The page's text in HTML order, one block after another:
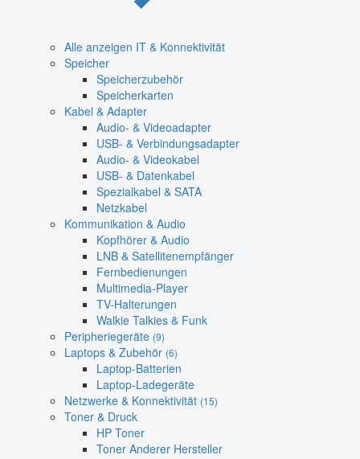
Alle anzeigen IT & Konnektivität
Speicher
Speicherzubehör
Speicherkarten
Kabel & Adapter
Audio- & Videoadapter
USB- & Verbindungsadapter
Audio- & Videokabel
USB- & Datenkabel
Spezialkabel & SATA
Netzkabel
Kommunikation & Audio
Kopfhörer & Audio
LNB & Satellitenempfänger
Fernbedienungen
Multimedia-Player
TV-Halterungen
Walkie Talkies & Funk
Peripheriegeräte (9)
Laptops & Zubehör (6)
Laptop-Batterien
Laptop-Ladegeräte
Netzwerke & Konnektivität (15)
Toner & Druck
HP Toner
Toner Anderer Hersteller